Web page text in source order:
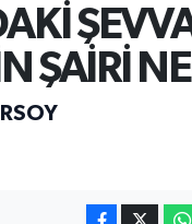
ŞAİRİ